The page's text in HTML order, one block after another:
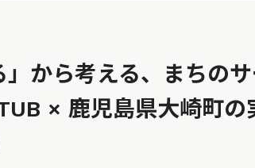
」から考える、まちの
× 鹿児島県大崎町の